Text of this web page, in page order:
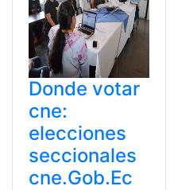
Donde votar
cne:
elecciones
seccionales
cne.Gob.Ec